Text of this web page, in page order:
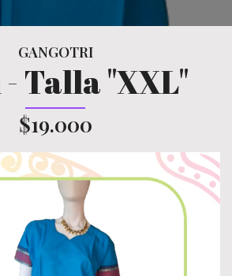
GANGOTRI
Talla "XXL"
$19.000